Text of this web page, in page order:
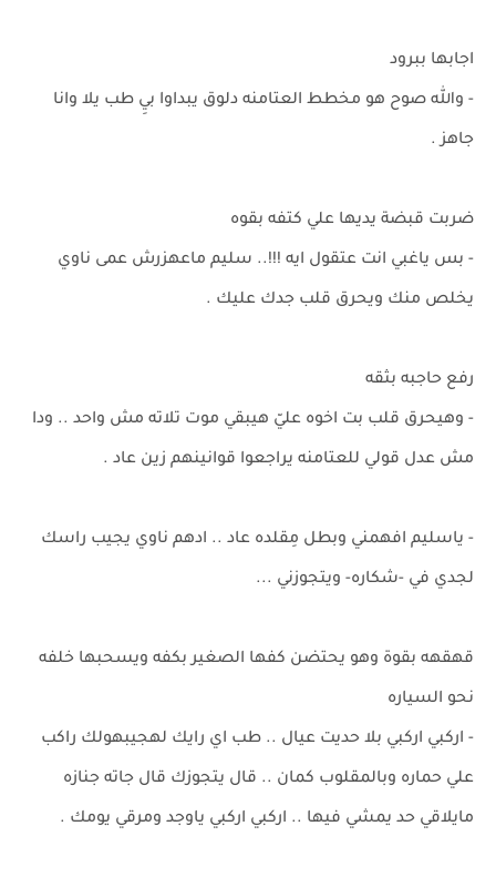
اجابها ببرود
- والله صوح هو مخطط العتامنه دلوق يبداوا بيِ طب يلا وانا
جاهز .
ضربت قبضة يديها علي كتفه بقوه
- بس ياغبي انت عتقول ايه !!!.. سليم ماعهزرش عمى ناوي
يخلص منك ويحرق قلب جدك عليك .
رفع حاجبه بثقه
- وهيحرق قلب بت اخوه عليّ هيبقي موت تلاته مش واحد .. ودا
مش عدل قولي للعتامنه يراجعوا قوانينهم زين عاد .
- ياسليم افهمني وبطل مِقلده عاد .. ادهم ناوي يجيب راسك
لجدي في -شكاره- ويتجوزني ...
قهقهه بقوة وهو يحتضن كفها الصغير بكفه ويسحبها خلفه
نحو السياره
- اركبي اركبي بلا حديت عيال .. طب اي رايك لهجيبهولك راكب
علي حماره وبالمقلوب كمان .. قال يتجوزك قال جاته جنازه
مايلاقي حد يمشي فيها .. اركبي اركبي ياوجد ومرقي يومك .